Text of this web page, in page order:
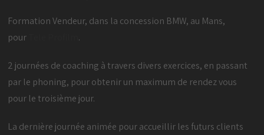
Formation Vendeur, dans la concession BMW, au Mans,
pour
.
2 journées de coaching à travers divers exercices, en passant
par le phoning, pour obtenir un maximum de rendez vous
pour le troisième jour.
La dernière journée animée pour accueillir les futurs clients